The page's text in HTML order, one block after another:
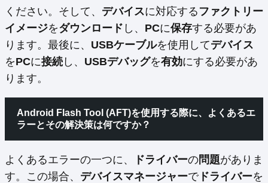
ください。そして、 デバイスに対応する ファクトリー
イメージをダウンロード し、 PCに保存する必要があ
ります。最後に、 USBケーブルを使用してデバイス
をPCに接続 し、 USBデバッグを有効にする必要があ
ります。
Android Flash Tool (AFT)を使用する際に、よくあるエ
ラーとその解決策は何ですか？
よくあるエラーの一つに、 ドライバーの問題がありま
す。この場合、 デバイスマネージャーでドライバーを